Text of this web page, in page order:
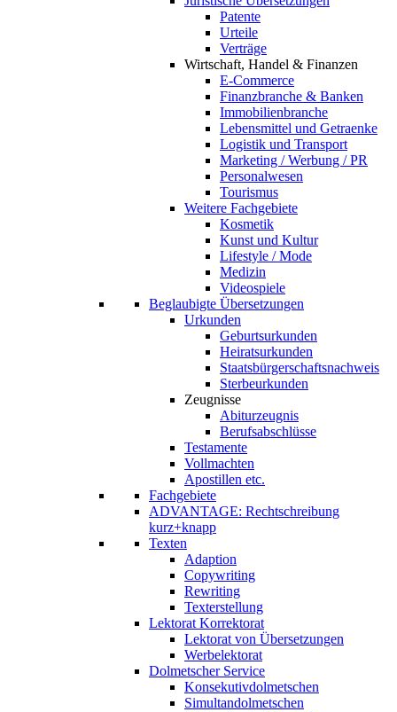
Patente
Urteile
Verträge
Wirtschaft, Handel & Finanzen
E-Commerce
Finanzbranche & Banken
Immobilienbranche
Lebensmittel und Getraenke
Logistik und Transport
Marketing / Werbung / PR
Personalwesen
Tourismus
Weitere Fachgebiete
Kosmetik
Kunst und Kultur
Lifestyle / Mode
Medizin
Videospiele
Beglaubigte Übersetzungen
Urkunden
Geburtsurkunden
Heiratsurkunden
Staatsbürgerschaftsnachweis
Sterbeurkunden
Zeugnisse
Abiturzeugnis
Berufsabschlüsse
Testamente
Vollmachten
Apostillen etc.
Fachgebiete
ADVANTAGE: Rechtschreibung
kurz+knapp
Texten
Adaption
Copywriting
Rewriting
Texterstellung
Lektorat Korrektorat
Lektorat von Übersetzungen
Werbelektorat
Dolmetscher Service
Konsekutivdolmetschen
Simultandolmetschen